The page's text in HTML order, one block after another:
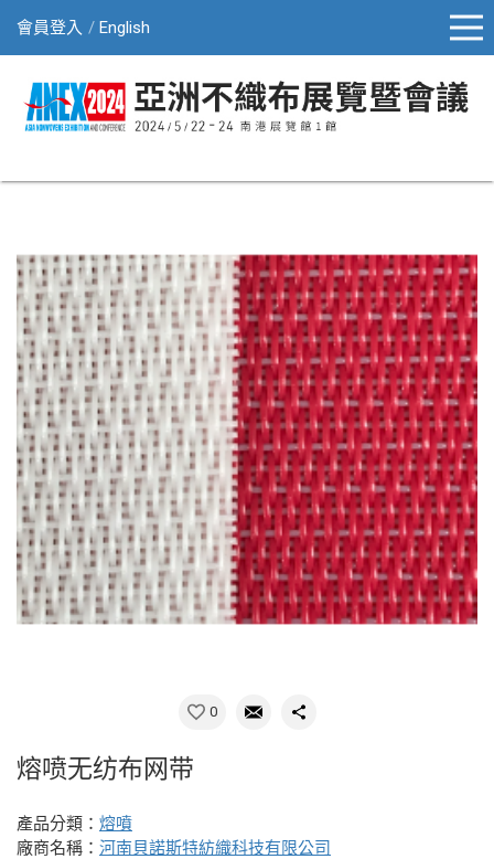
會員登入 English
0
熔喷无纺布网带
產品分類： 熔噴
廠商名稱： 河南貝諾斯特紡織科技有限公司